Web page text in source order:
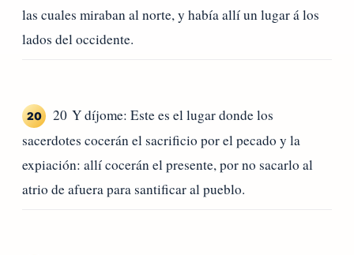
las cuales miraban al norte, y había allí un lugar á los
lados del occidente.
20
20 Y díjome: Este es el lugar donde los
sacerdotes cocerán el sacrificio por el pecado y la
expiación: allí cocerán el presente, por no sacarlo al
atrio de afuera para santificar al pueblo.